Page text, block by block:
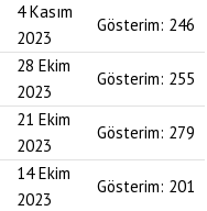
4 Kasım
2023
Gösterim: 246
28 Ekim
2023
Gösterim: 255
21 Ekim
2023
Gösterim: 279
14 Ekim
2023
Gösterim: 201